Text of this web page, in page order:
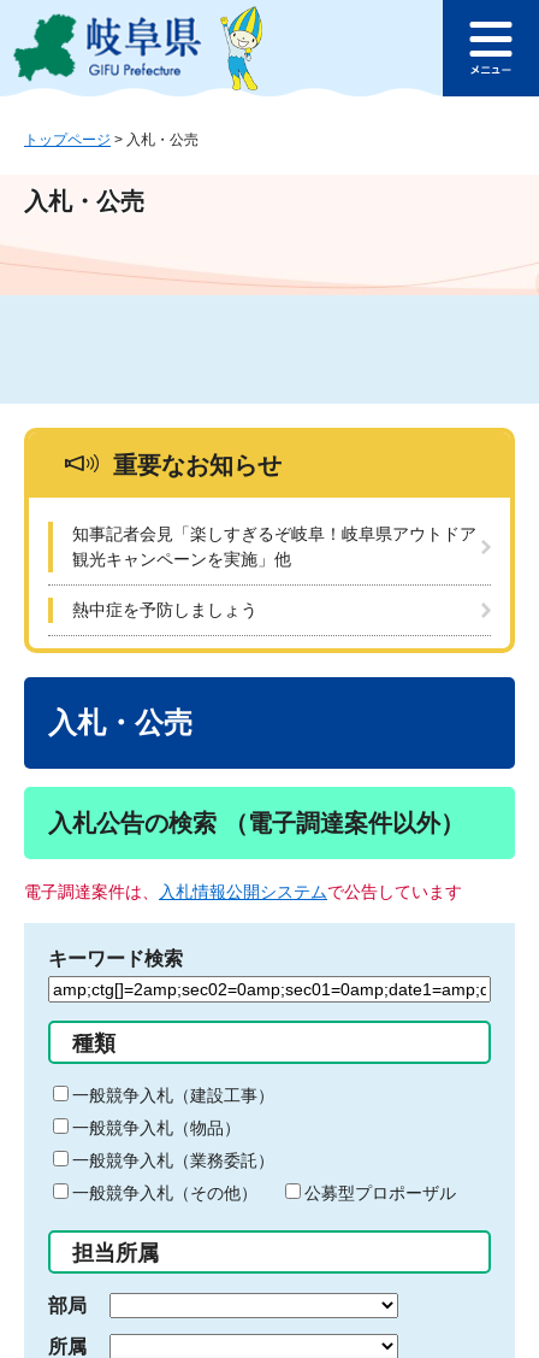
ジ
ュ
文
このページの本文へ
ュ
トップページ > 入札・公売
入札・公売
重要なお知らせ
知事記者会見「楽しすぎるぞ岐阜！岐阜県アウトドア
観光キャンペーンを実施」他
熱中症を予防しましょう
入札・公売
入札公告の検索 （電子調達案件以外）
電子調達案件は、 入札情報公開システムで公告しています
キーワード検索
検
る
キ
ー
ワ
ー
ド
入
力
種類
一般競争入札（建設工事）
一般競争入札（物品）
一般競争入札（業務委託）
一般競争入札（その他）
公募型プロポーザル
担当所属
部局
所属